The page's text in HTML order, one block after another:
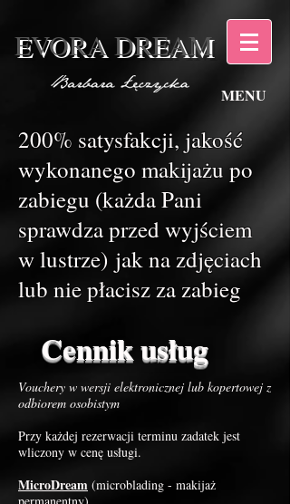
EVORA DREAM
MENU
200% satysfakcji, jakość
wykonanego makijażu po
zabiegu (każda Pani
sprawdza przed wyjściem
w lustrze) jak na zdjęciach
lub nie płacisz za zabieg
Cennik usług
Vouchery w wersji elektronicznej lub kopertowej z
odbiorem osobistym
Przy każdej rezerwacji terminu zadatek jest
wliczony w cenę usługi.
MicroDream (microblading - makijaż